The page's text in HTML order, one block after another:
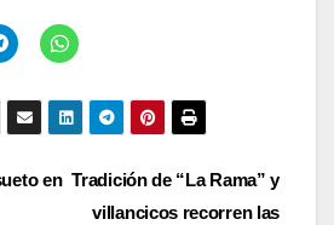
Tradición de “La Rama” y
villancicos recorren las
en